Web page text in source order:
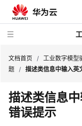
最
新
动
文档首页 / 工业数字模型
题 / 描述类信息中输入英
描述类信息
错误提示